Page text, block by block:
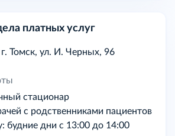
платных услуг
Томск, ул. И. Черных, 96
стационар
с родственниками пациентов
будние дни с 13:00 до 14:00